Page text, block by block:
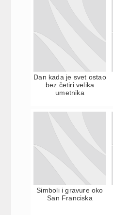
Dan kada je svet ostao
bez četiri velika
umetnika
Simboli i gravure oko
San Franciska